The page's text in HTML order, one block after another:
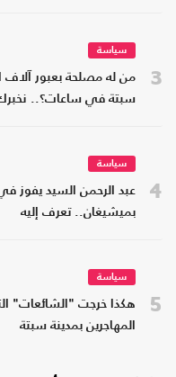
3
سياسة
من له مصلحة بعبور آلاف
سبتة في ساعات؟..
4
سياسة
عبد الرحمن السيد يفوز في
بميشيغان.. تعرف إليه
5
سياسة
هكذا خرجت "الشائعات"
المهاجرين بمدينة سبتة